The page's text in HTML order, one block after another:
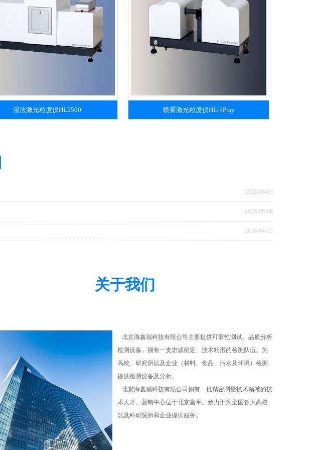
湿法激光粒度仪HL5500 喷雾激光粒度仪HL-SPray
2026-08-03
2026-06-08
2026-04-22
关于我们
北京海鑫瑞科技有限公司主要提供可靠性测试、品质分析
检测设备。拥有一支忠诚稳定、技术精湛的检测队伍。为
高校、研究所以及企业（材料、食品、污水及环境）检测
提供检测设备及分析。
北京海鑫瑞科技有限公司拥有一批精密测量技术领域的技
术人才。营销中心位于北京昌平。致力于为全国各大高校
以及科研院所和企业提供服务。